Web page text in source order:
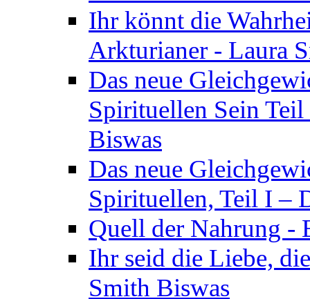
Ihr könnt die
Arkturianer - Laura
Das neue
Spirituellen Sein
Biswas
Das neue
Spirituellen, Teil I –
Quell der Nahrung -
Ihr seid die Liebe,
Smith Biswas